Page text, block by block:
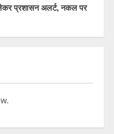
प्रशासन अलर्ट, नकल पर